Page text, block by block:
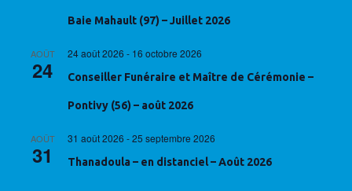
Baie Mahault (97) – Juillet 2026
AOÛT
24
24 août 2026 - 16 octobre 2026
Conseiller Funéraire et Maître de Cérémonie –
Pontivy (56) – août 2026
AOÛT
31
31 août 2026 -25 septembre 2026
Thanadoula – en distanciel – Août 2026